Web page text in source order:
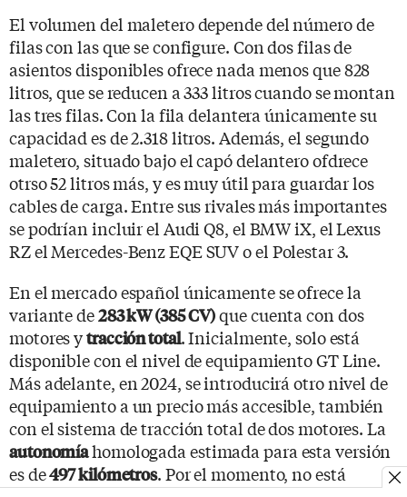
El volumen del maletero depende del número de
filas con las que se configure. Con dos filas de
asientos disponibles ofrece nada menos que 828
litros, que se reducen a 333 litros cuando se montan
las tres filas. Con la fila delantera únicamente su
capacidad es de 2.318 litros. Además, el segundo
maletero, situado bajo el capó delantero ofdrece
otrso 52 litros más, y es muy útil para guardar los
cables de carga. Entre sus rivales más importantes
se podrían incluir el Audi Q8, el BMW iX, el Lexus
RZ el Mercedes-Benz EQE SUV o el Polestar 3.
En el mercado español únicamente se ofrece la
variante de283 kW (385 CV)que cuenta con dos
motores ytracción total. Inicialmente, solo está
disponible con el nivel de equipamiento GT Line.
Más adelante, en 2024, se introducirá otro nivel de
equipamiento a un precio más accesible, también
con el sistema de tracción total de dos motores. La
autonomíahomologada estimada para esta versión
es de497 kilómetros. Por el momento, no está